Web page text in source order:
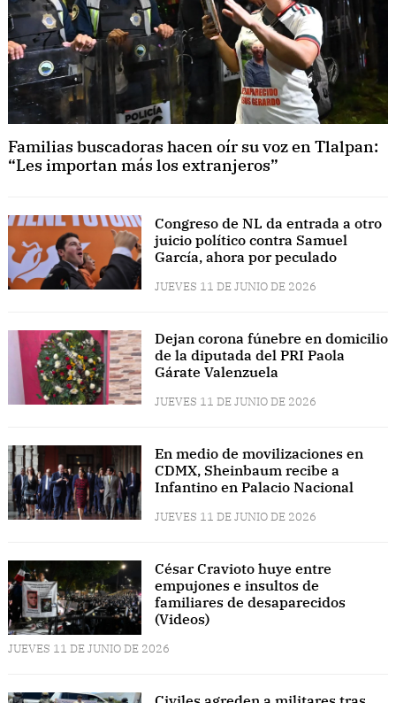
Familias buscadoras hacen oír su voz en Tlalpan:
“Les importan más los extranjeros”
Congreso de NL da entrada a otro
juicio político contra Samuel
García, ahora por peculado
JUEVES 11 DE JUNIO DE 2026
Dejan corona fúnebre en domicilio
de la diputada del PRI Paola
Gárate Valenzuela
JUEVES 11 DE JUNIO DE 2026
En medio de movilizaciones en
CDMX, Sheinbaum recibe a
Infantino en Palacio Nacional
JUEVES 11 DE JUNIO DE 2026
César Cravioto huye entre
empujones e insultos de
familiares de desaparecidos
(Videos)
JUEVES 11 DE JUNIO DE 2026